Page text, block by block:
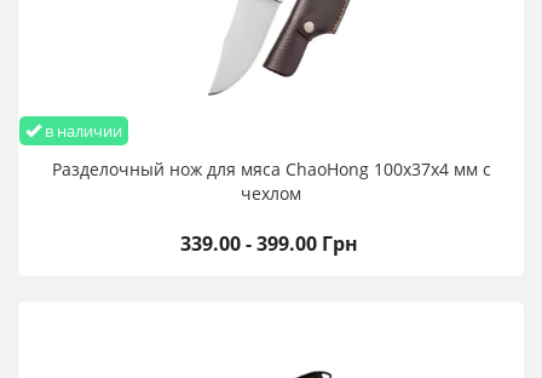
в наличии
Разделочный нож для мяса ChaoHong 100х37х4 мм с
чехлом
339.00 - 399.00 Грн